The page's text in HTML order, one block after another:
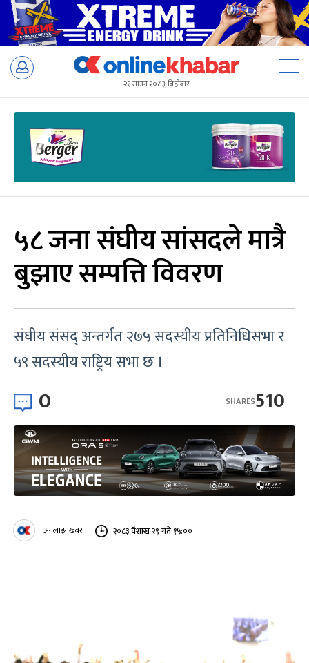
Skip
२१ साउन २०८३, बिहीबार
५८ जना संघीय सांसदले मात्रै
बुझाए सम्पत्ति विवरण
संघीय संसद् अन्तर्गत २७५ सदस्यीय प्रतिनिधिसभा र
५९ सदस्यीय राष्ट्रिय सभा छ ।
0 510
SHARES
अनलाइनखबर २०८३ वैशाख २९ गते १५:००